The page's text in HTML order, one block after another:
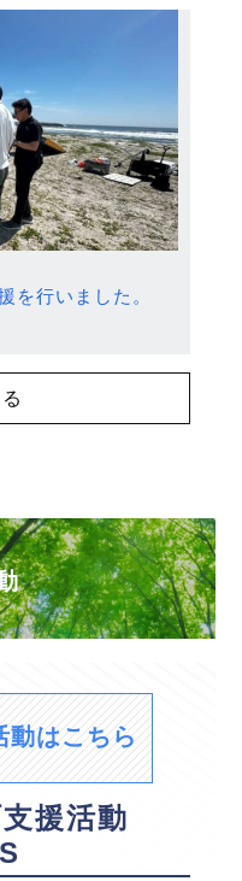
を行いました。
動はこちら
援活動